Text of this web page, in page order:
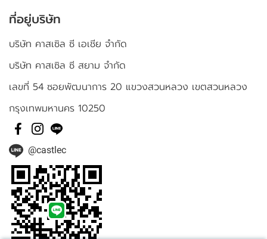
ที่อยู่บริษัท
บริษัท คาสเซิล ซี เอเชีย จำกัด
บริษัท คาสเซิล ซี สยาม จำกัด
เลขที่ 54 ซอยพัฒนาการ 20 แขวงสวนหลวง เขตสวนหลวง
กรุงเทพมหานคร 10250
@castlec